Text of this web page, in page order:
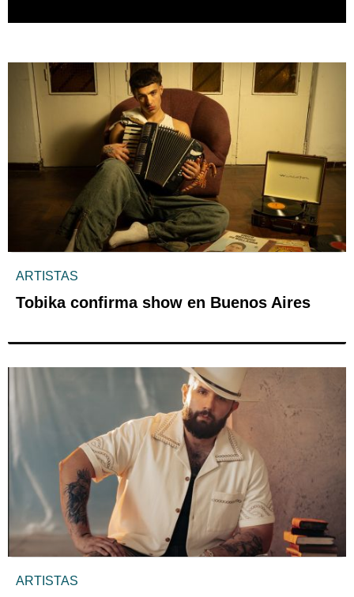
ARTISTAS
Tobika confirma show en Buenos Aires
ARTISTAS